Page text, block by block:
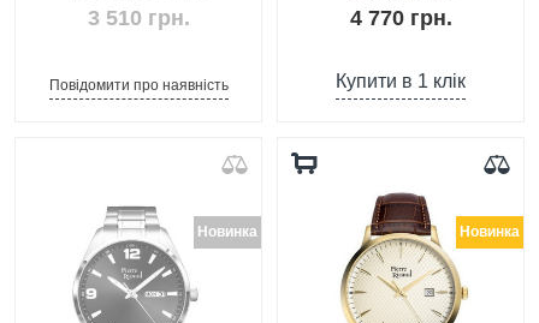
3 510 грн.
Повідомити про наявність
4 770 грн.
Купити в 1 клік
Новинка Новинка